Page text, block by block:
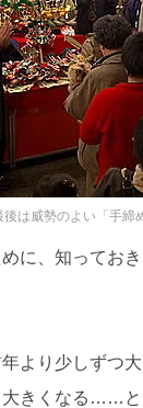
後は威勢のよい「手締
に、知ってお
より少しずつ
きくなる……